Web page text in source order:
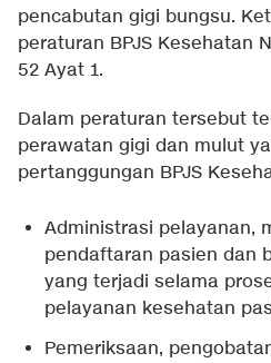
pencabutan gigi bungsu.
peraturan BPJS Kesehatan
52 Ayat 1.
Dalam peraturan tersebut
perawatan gigi dan mulut
pertanggungan BPJS
Administrasi pelayanan,
pendaftaran pasien dan
yang terjadi selama
pelayanan kesehatan
Pemeriksaan,